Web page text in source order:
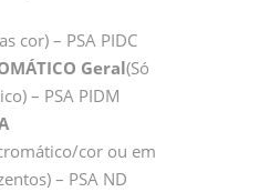
cor) – PSA PIDC
Geral(Só
– PSA PIDM
cor ou em
– PSA ND